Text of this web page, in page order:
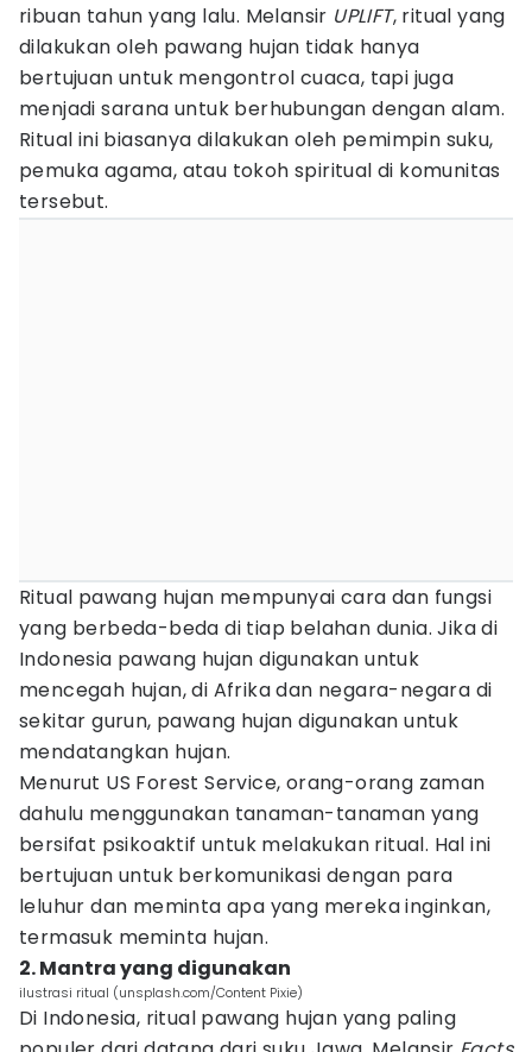
ribuan tahun yang lalu. Melansir UPLIFT, ritual yang
dilakukan oleh pawang hujan tidak hanya
bertujuan untuk mengontrol cuaca, tapi juga
menjadi sarana untuk berhubungan dengan alam.
Ritual ini biasanya dilakukan oleh pemimpin suku,
pemuka agama, atau tokoh spiritual di komunitas
tersebut.
Ritual pawang hujan mempunyai cara dan fungsi
yang berbeda-beda di tiap belahan dunia. Jika di
Indonesia pawang hujan digunakan untuk
mencegah hujan, di Afrika dan negara-negara di
sekitar gurun, pawang hujan digunakan untuk
mendatangkan hujan.
Menurut US Forest Service, orang-orang zaman
dahulu menggunakan tanaman-tanaman yang
bersifat psikoaktif untuk melakukan ritual. Hal ini
bertujuan untuk berkomunikasi dengan para
leluhur dan meminta apa yang mereka inginkan,
termasuk meminta hujan.
2. Mantra yang digunakan
ilustrasi ritual (unsplash.com/Content Pixie)
Di Indonesia, ritual pawang hujan yang paling